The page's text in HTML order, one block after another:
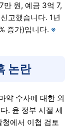
만 원, 예금 3억 7,
고했습니다. 1년
증가)입니다. ※
논란
약 수사에 대한 외
. 윤 정부 시절 세
에서 이첩 검토